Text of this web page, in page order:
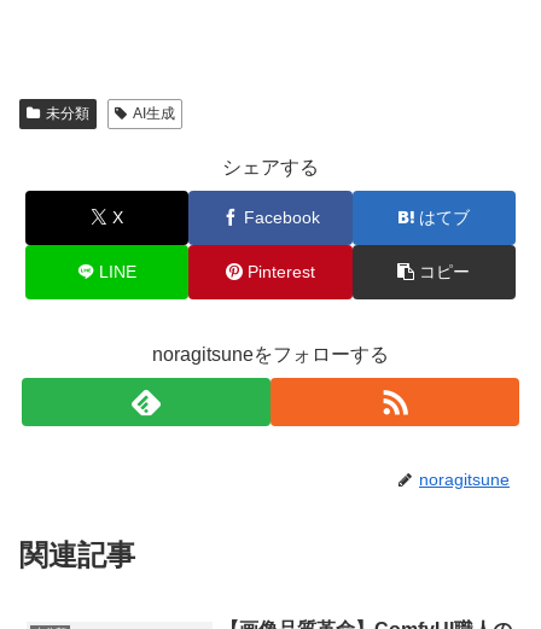
未分類 AI生成
シェアする
X Facebook はてブ
LINE Pinterest コピー
noragitsuneをフォローする
noragitsune
関連記事